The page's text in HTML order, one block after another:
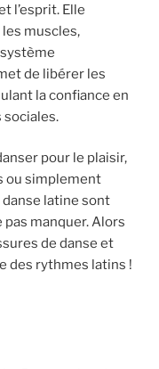
l’esprit. Elle
muscles,
de libérer les
la confiance en
pour le plaisir,
ou simplement
latine sont
manquer. Alors
de danse et
des rythmes latins !